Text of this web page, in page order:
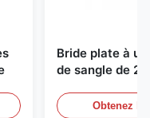
Bride plate à
de sangle de 2
Obtenez